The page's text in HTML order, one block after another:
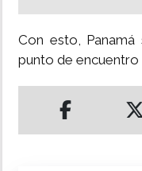
Con esto, Panamá
punto de encuentro